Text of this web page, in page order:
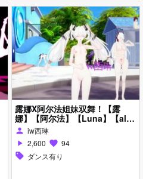
露娜X阿尔法姐妹双舞！【露
娜】【阿尔法】【Luna】【alp
ha】
person iw西琳
play_arrow 2,600 favorite 94
sell ダンス有り